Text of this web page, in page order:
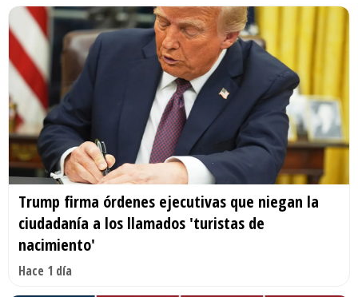
Trump firma órdenes ejecutivas que niegan la
ciudadanía a los llamados 'turistas de
nacimiento'
Hace 1 día